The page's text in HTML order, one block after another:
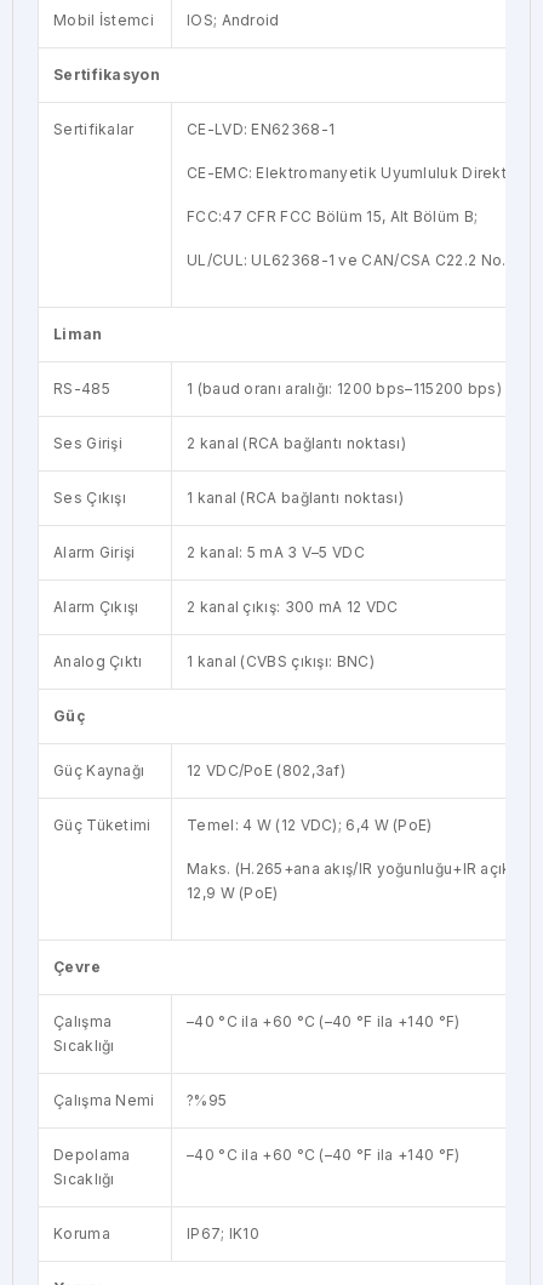
Mobil İstemci IOS; Android
Sertifikasyon
Sertifikalar CE-LVD: EN62368-1
CE-EMC: Elektromanyetik Uyumluluk Direktifi
FCC:47 CFR FCC Bölüm 15, Alt Bölüm B;
UL/CUL: UL62368-1 ve CAN/CSA C22.2 No.
Liman
RS-485 1 (baud oranı aralığı: 1200 bps–115200 bps)
Ses Girişi 2 kanal (RCA bağlantı noktası)
Ses Çıkışı 1 kanal (RCA bağlantı noktası)
Alarm Girişi 2 kanal: 5 mA 3 V–5 VDC
Alarm Çıkışı 2 kanal çıkış: 300 mA 12 VDC
Analog Çıktı 1 kanal (CVBS çıkışı: BNC)
Güç
Güç Kaynağı 12 VDC/PoE (802,3af)
Güç Tüketimi Temel: 4 W (12 VDC); 6,4 W (PoE)
Maks. (H.265+ana akış/IR yoğunluğu+IR açık):
12,9 W (PoE)
Çevre
Çalışma
Sıcaklığı
–40 °C ila +60 °C (–40 °F ila +140 °F)
Çalışma Nemi ?%95
Depolama
Sıcaklığı
–40 °C ila +60 °C (–40 °F ila +140 °F)
Koruma IP67; IK10